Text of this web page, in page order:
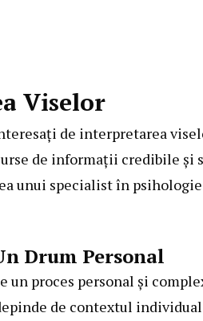
Viselor
de interpretarea
de informații credibile și
unui specialist în
Drum Personal
proces personal și
de contextul